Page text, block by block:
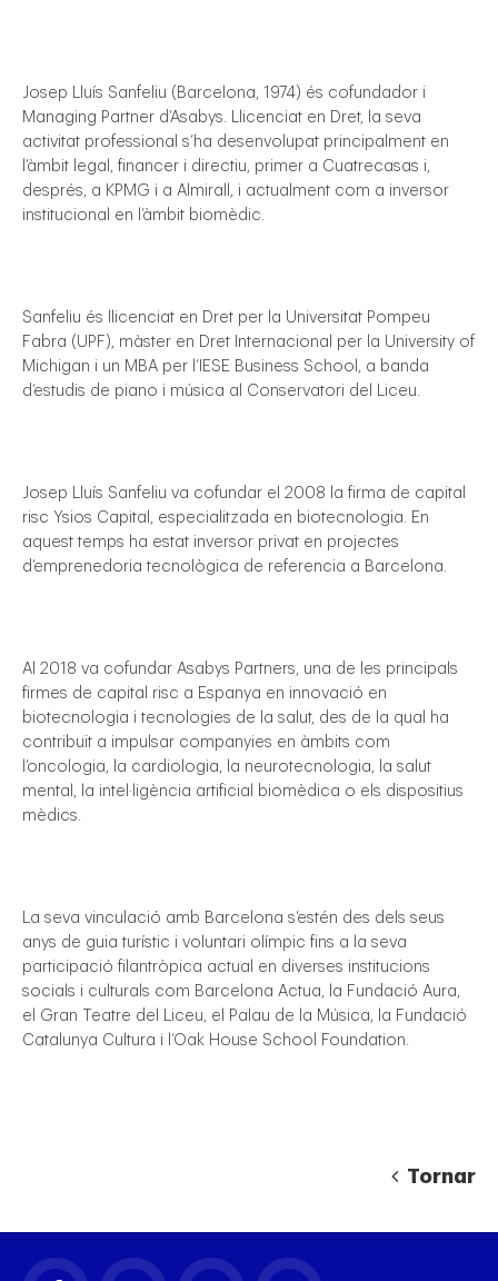
Josep Lluís Sanfeliu (Barcelona, 1974) és cofundador i
Managing Partner d’Asabys. Llicenciat en Dret, la seva
activitat professional s’ha desenvolupat principalment en
l’àmbit legal, financer i directiu, primer a Cuatrecasas i,
després, a KPMG i a Almirall, i actualment com a inversor
institucional en l’àmbit biomèdic.
Sanfeliu és llicenciat en Dret per la Universitat Pompeu
Fabra (UPF), màster en Dret Internacional per la University of
Michigan i un MBA per l’IESE Business School, a banda
d’estudis de piano i música al Conservatori del Liceu.
Josep Lluís Sanfeliu va cofundar el 2008 la firma de capital
risc Ysios Capital, especialitzada en biotecnologia. En
aquest temps ha estat inversor privat en projectes
d’emprenedoria tecnològica de referencia a Barcelona.
Al 2018 va cofundar Asabys Partners, una de les principals
firmes de capital risc a Espanya en innovació en
biotecnologia i tecnologies de la salut, des de la qual ha
contribuït a impulsar companyies en àmbits com
l’oncologia, la cardiologia, la neurotecnologia, la salut
mental, la intel·ligència artificial biomèdica o els dispositius
mèdics.
La seva vinculació amb Barcelona s’estén des dels seus
anys de guia turístic i voluntari olímpic fins a la seva
participació filantròpica actual en diverses institucions
socials i culturals com Barcelona Actua, la Fundació Aura,
el Gran Teatre del Liceu, el Palau de la Música, la Fundació
Catalunya Cultura i l’Oak House School Foundation.
Tornar